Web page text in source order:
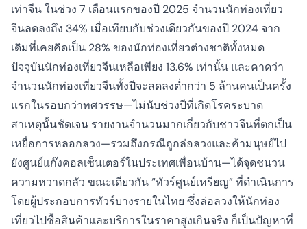
เท่าจีน ในช่วง 7 เดือนแรกของปี 2025 จำนวนนักท่องเที่ยว
จีนลดลงถึง 34% เมื่อเทียบกับช่วงเดียวกันของปี 2024 จาก
เดิมที่เคยคิดเป็น 28% ของนักท่องเที่ยวต่างชาติทั้งหมด
ปัจจุบันนักท่องเที่ยวจีนเหลือเพียง 13.6% เท่านั้น และคาดว่า
จำนวนนักท่องเที่ยวจีนทั้งปีจะลดลงต่ำกว่า 5 ล้านคนเป็นครั้ง
แรกในรอบกว่าทศวรรษ—ไม่นับช่วงปีที่เกิดโรคระบาด
สาเหตุนั้นชัดเจน รายงานจำนวนมากเกี่ยวกับชาวจีนที่ตกเป็น
เหยื่อการหลอกลวง—รวมถึงกรณีถูกล่อลวงและค้ามนุษย์ไป
ยังศูนย์แก๊งคอลเซ็นเตอร์ในประเทศเพื่อนบ้าน—ได้จุดชนวน
ความหวาดกลัว ขณะเดียวกัน “ทัวร์ศูนย์เหรียญ” ที่ดำเนินการ
โดยผู้ประกอบการทัวร์บางรายในไทย ซึ่งล่อลวงให้นักท่อง
เที่ยวไปซื้อสินค้าและบริการในราคาสูงเกินจริง ก็เป็นปัญหาที่